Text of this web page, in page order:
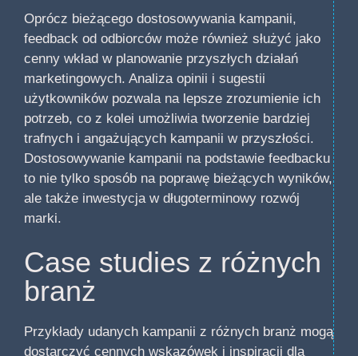
Oprócz bieżącego dostosowywania kampanii,
feedback od odbiorców może również służyć jako
cenny wkład w planowanie przyszłych działań
marketingowych. Analiza opinii i sugestii
użytkowników pozwala na lepsze zrozumienie ich
potrzeb, co z kolei umożliwia tworzenie bardziej
trafnych i angażujących kampanii w przyszłości.
Dostosowywanie kampanii na podstawie feedbacku
to nie tylko sposób na poprawę bieżących wyników,
ale także inwestycja w długoterminowy rozwój
marki.
Case studies z różnych
branż
Przykłady udanych kampanii z różnych branż mogą
dostarczyć cennych wskazówek i inspiracji dla